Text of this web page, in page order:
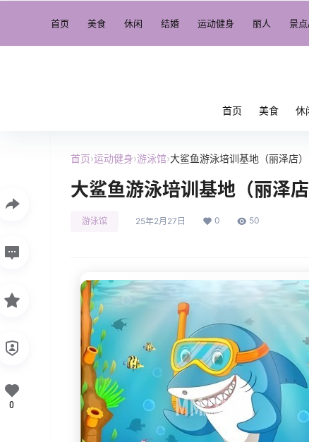
首页 美食 休闲 结婚 运动健身 丽人 景
首页 美食 休
首页›运动健身›游泳馆›大鲨鱼游泳培训基地（丽泽店）
大鲨鱼游泳培训基地（丽泽店
游泳馆 25年2月27日 0 50
0